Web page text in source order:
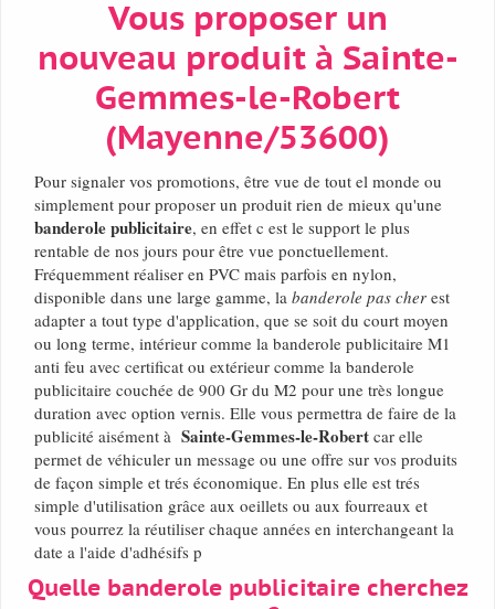
Vous proposer un
nouveau produit à Sainte-
Gemmes-le-Robert
(Mayenne/53600)
Pour signaler vos promotions, être vue de tout el monde ou
simplement pour proposer un produit rien de mieux qu'une
banderole publicitaire, en effet c est le support le plus
rentable de nos jours pour être vue ponctuellement.
Fréquemment réaliser en PVC mais parfois en nylon,
disponible dans une large gamme, la banderole pas cher est
adapter a tout type d'application, que se soit du court moyen
ou long terme, intérieur comme la banderole publicitaire M1
anti feu avec certificat ou extérieur comme la banderole
publicitaire couchée de 900 Gr du M2 pour une très longue
duration avec option vernis. Elle vous permettra de faire de la
publicité aisément à Sainte-Gemmes-le-Robert car elle
permet de véhiculer un message ou une offre sur vos produits
de façon simple et trés économique. En plus elle est trés
simple d'utilisation grâce aux oeillets ou aux fourreaux et
vous pourrez la réutiliser chaque années en interchangeant la
date a l'aide d'adhésifs p
Quelle banderole publicitaire cherchez